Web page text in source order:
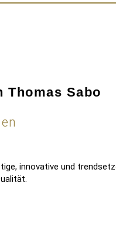
Thomas Sabo
innovative und